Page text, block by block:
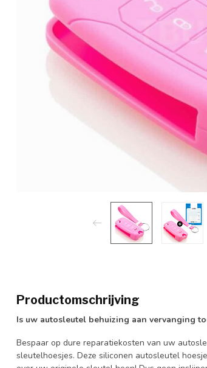
Productomschrijving
Is uw autosleutel behuizing aan vervanging
Bespaar op dure reparatiekosten van uw
sleutelhoesjes. Deze siliconen autosleutel